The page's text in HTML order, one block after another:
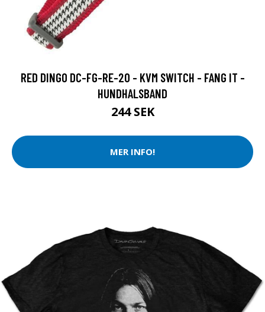
RED DINGO DC-FG-RE-20 - KVM SWITCH - FANG IT -
HUNDHALSBAND
244 SEK
MER INFO!